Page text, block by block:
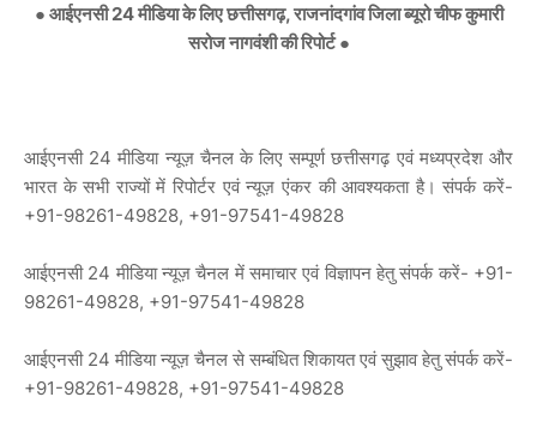
● आईएनसी 24 मीडिया के लिए छत्तीसगढ़, राजनांदगांव जिला ब्यूरो चीफ कुमारी
सरोज नागवंशी की रिपोर्ट ●
आईएनसी 24 मीडिया न्यूज़ चैनल के लिए सम्पूर्ण छत्तीसगढ़ एवं मध्यप्रदेश और
भारत के सभी राज्यों में रिपोर्टर एवं न्यूज़ एंकर की आवश्यकता है। संपर्क करें-
+91-98261-49828, +91-97541-49828
आईएनसी 24 मीडिया न्यूज़ चैनल में समाचार एवं विज्ञापन हेतु संपर्क करें- +91-
98261-49828, +91-97541-49828
आईएनसी 24 मीडिया न्यूज़ चैनल से सम्बंधित शिकायत एवं सुझाव हेतु संपर्क करें-
+91-98261-49828, +91-97541-49828